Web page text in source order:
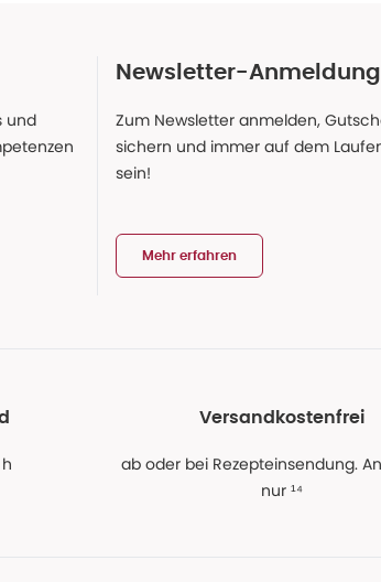
und
Newsletter-Anmeldung
Zum Newsletter anmelden,
sichern und immer auf dem
sein!
Mehr erfahren
Versandkostenfrei
ab oder bei Rezepteinsendung.
nur ¹⁴